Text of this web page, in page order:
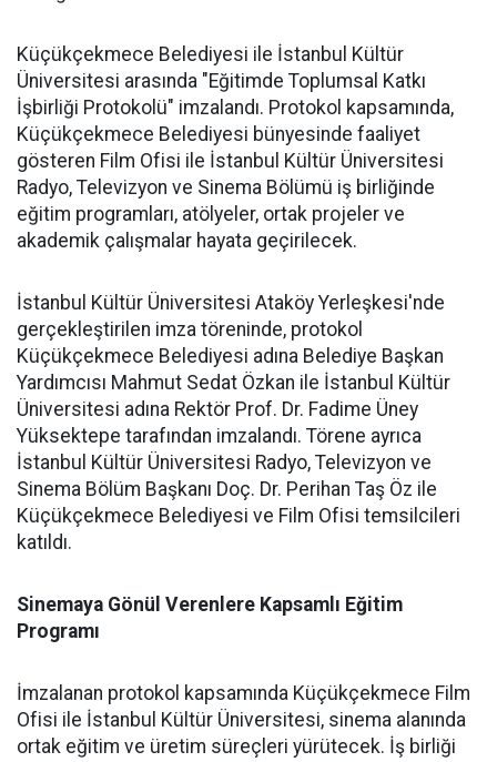
Küçükçekmece Belediyesi ile İstanbul Kültür
Üniversitesi arasında "Eğitimde Toplumsal Katkı
İşbirliği Protokolü" imzalandı. Protokol kapsamında,
Küçükçekmece Belediyesi bünyesinde faaliyet
gösteren Film Ofisi ile İstanbul Kültür Üniversitesi
Radyo, Televizyon ve Sinema Bölümü iş birliğinde
eğitim programları, atölyeler, ortak projeler ve
akademik çalışmalar hayata geçirilecek.
İstanbul Kültür Üniversitesi Ataköy Yerleşkesi'nde
gerçekleştirilen imza töreninde, protokol
Küçükçekmece Belediyesi adına Belediye Başkan
Yardımcısı Mahmut Sedat Özkan ile İstanbul Kültür
Üniversitesi adına Rektör Prof. Dr. Fadime Üney
Yüksektepe tarafından imzalandı. Törene ayrıca
İstanbul Kültür Üniversitesi Radyo, Televizyon ve
Sinema Bölüm Başkanı Doç. Dr. Perihan Taş Öz ile
Küçükçekmece Belediyesi ve Film Ofisi temsilcileri
katıldı.
Sinemaya Gönül Verenlere Kapsamlı Eğitim
Programı
İmzalanan protokol kapsamında Küçükçekmece Film
Ofisi ile İstanbul Kültür Üniversitesi, sinema alanında
ortak eğitim ve üretim süreçleri yürütecek. İş birliği